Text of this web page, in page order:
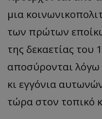
μια
των πρώτων
της δεκαετίας
αποσύρονται λόγω
κι εγγόνια
τώρα στον τοπικό